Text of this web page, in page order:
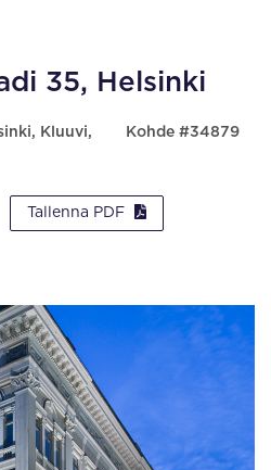
35, Helsinki
Kluuvi,
Kohde #34879
Tallenna PDF